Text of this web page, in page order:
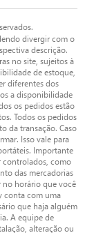
divergir com o
descrição.
no site, sujeitos à
de estoque,
diferentes dos
a disponibilidade
os pedidos estão
Todos os pedidos
da transação. Caso
Isso vale para
Importante
controlados, como
das mercadorias
horário que você
conta com uma
que haja alguém
A equipe de
alteração ou